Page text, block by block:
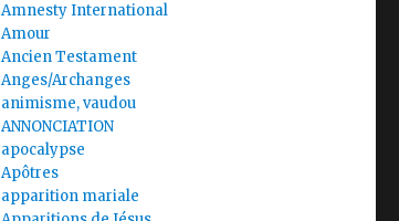
Amnesty International
Amour
Ancien Testament
Anges/Archanges
animisme, vaudou
ANNONCIATION
apocalypse
Apôtres
apparition mariale